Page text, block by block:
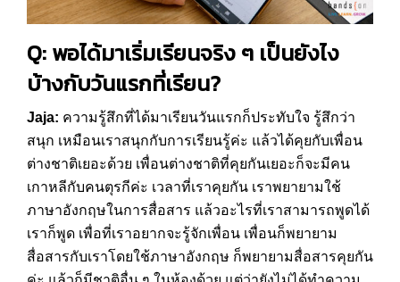
Q: พอได้มาเริ่มเรียนจริง ๆ เป็นยังไง
บ้างกับวันแรกที่เรียน?
Jaja: ความรู้สึกที่ได้มาเรียนวันแรกก็ประทับใจ รู้สึกว่า
สนุก เหมือนเราสนุกกับการเรียนรู้ค่ะ แล้วได้คุยกับเพื่อน
ต่างชาติเยอะด้วย เพื่อนต่างชาติที่คุยกันเยอะก็จะมีคน
เกาหลีกับคนตุรกีค่ะ เวลาที่เราคุยกัน เราพยายามใช้
ภาษาอังกฤษในการสื่อสาร แล้วอะไรที่เราสามารถพูดได้
เราก็พูด เพื่อที่เราอยากจะรู้จักเพื่อน เพื่อนก็พยายาม
สื่อสารกับเราโดยใช้ภาษาอังกฤษ ก็พยายามสื่อสารคุยกัน